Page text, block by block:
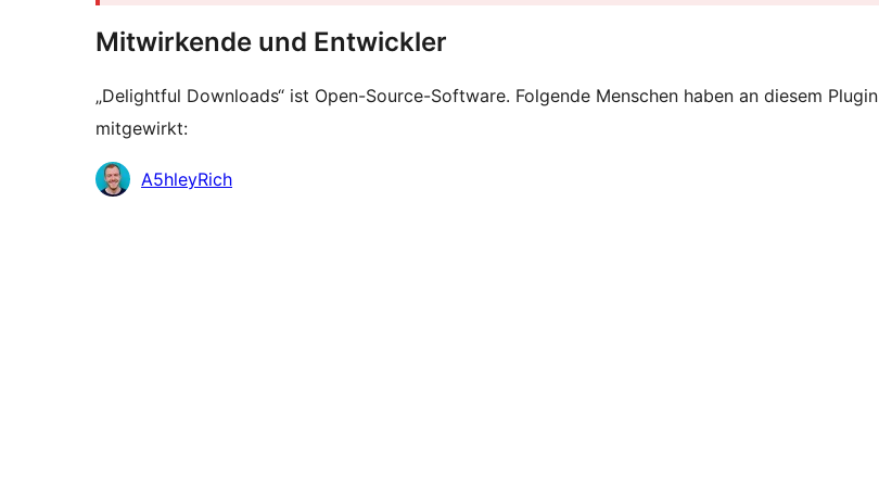
Mitwirkende und Entwickler
„Delightful Downloads“ ist Open-Source-Software. Folgende Menschen haben an diesem Plugin
mitgewirkt:
Mitwirkende
A5hleyRich